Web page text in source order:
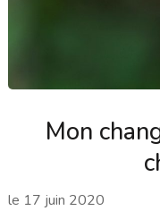
Mon
le 17 juin 2020